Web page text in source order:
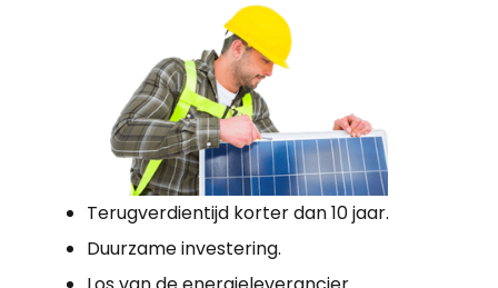
Terugverdientijd korter dan 10 jaar.
Duurzame investering.